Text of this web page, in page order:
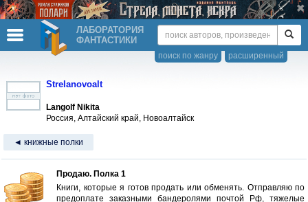
ЛАБОРАТОРИЯ
ФАНТАСТИКИ
расширенный
поиск по жанру
Strelanovoalt
Langolf Nikita
Россия, Алтайский край, Новоалтайск
◄ книжные полки
Продаю. Полка 1
Книги, которые я готов продать или обменять. Отправляю по
предоплате заказными бандеролями почтой Рф, тяжелые